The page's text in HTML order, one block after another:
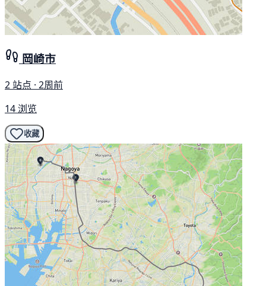
岡崎市
2 站点 · 2周前
14 浏览
收藏